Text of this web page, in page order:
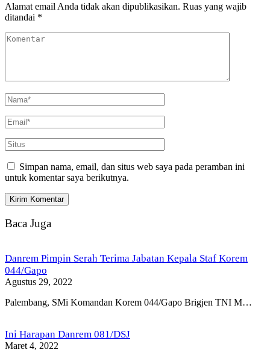
Alamat email Anda tidak akan dipublikasikan. Ruas yang wajib
ditandai *
Simpan nama, email, dan situs web saya pada peramban ini
untuk komentar saya berikutnya.
Baca Juga
Danrem Pimpin Serah Terima Jabatan Kepala Staf Korem
044/Gapo
Agustus 29, 2022
Palembang, SMi Komandan Korem 044/Gapo Brigjen TNI M…
Ini Harapan Danrem 081/DSJ
Maret 4, 2022